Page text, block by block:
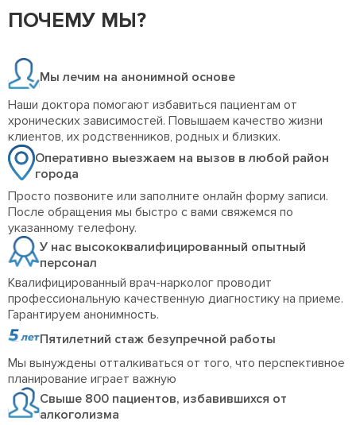
ПОЧЕМУ МЫ?
Мы лечим на анонимной основе
Наши доктора помогают избавиться пациентам от
хронических зависимостей. Повышаем качество жизни
клиентов, их родственников, родных и близких.
Оперативно выезжаем на вызов в любой район
города
Просто позвоните или заполните онлайн форму записи.
После обращения мы быстро с вами свяжемся по
указанному телефону.
У нас высококвалифицированный опытный
персонал
Квалифицированный врач-нарколог проводит
профессиональную качественную диагностику на приеме.
Гарантируем анонимность.
Пятилетний стаж безупречной работы
Мы вынуждены отталкиваться от того, что перспективное
планирование играет важную
Свыше 800 пациентов, избавившихся от
алкоголизма